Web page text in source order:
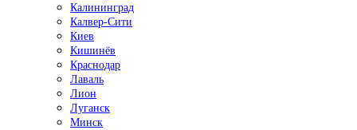
Калининград
Калвер-Сити
Киев
Кишинёв
Краснодар
Лаваль
Лион
Луганск
Минск